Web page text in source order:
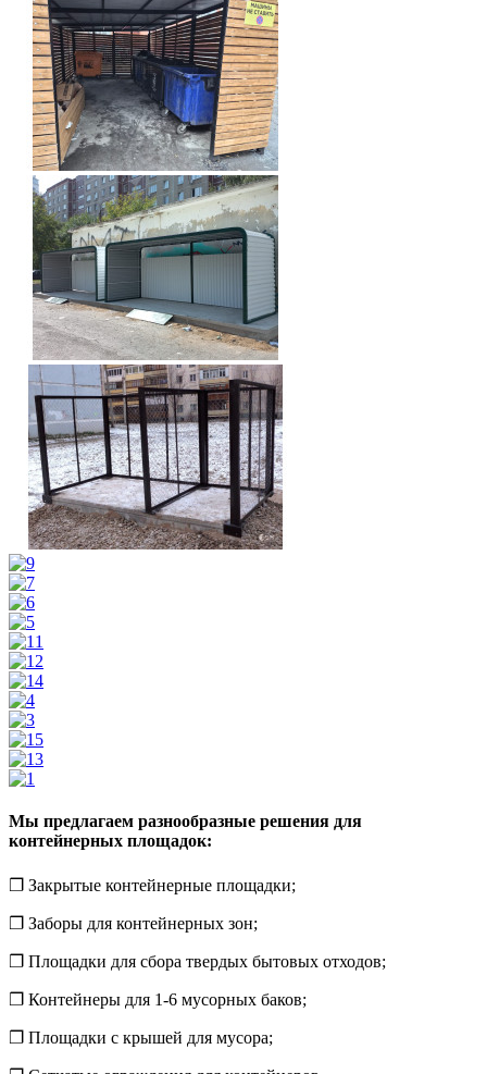
Мы предлагаем разнообразные решения для
контейнерных площадок:
❐ Закрытые контейнерные площадки;
❐ Заборы для контейнерных зон;
❐ Площадки для сбора твердых бытовых отходов;
❐ Контейнеры для 1-6 мусорных баков;
❐ Площадки с крышей для мусора;